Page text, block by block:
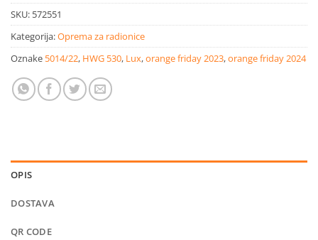
SKU: 572551
Kategorija:Oprema za radionice
Oznake 5014/22, HWG 530, Lux,orange friday 2023,orange friday 2024
OPIS
DOSTAVA
QR CODE